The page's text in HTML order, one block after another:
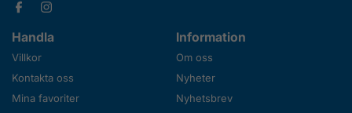
Handla
Villkor
Kontakta oss
Mina favoriter
Information
Om oss
Nyheter
Nyhetsbrev